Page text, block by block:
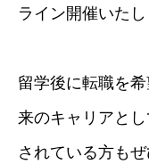
ライン開催いたし
留学後に転職を
来のキャリアと
されている方もぜ